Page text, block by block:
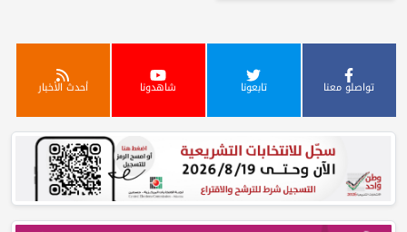
تواصلو معنا تابعونا شاهدونا أحدث الأخبار